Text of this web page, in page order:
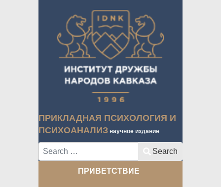
ПРИКЛАДНАЯ ПСИХОЛОГИЯ И
ПСИХОАНАЛИЗ научное издание
Search Search
ПРИВЕТСТВИЕ